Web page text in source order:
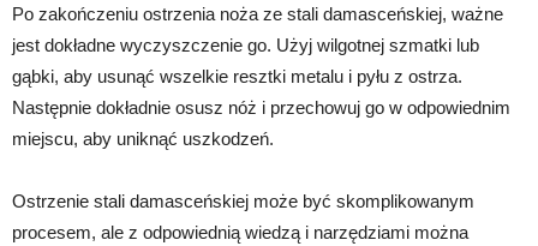
Po zakończeniu ostrzenia noża ze stali damasceńskiej, ważne
jest dokładne wyczyszczenie go. Użyj wilgotnej szmatki lub
gąbki, aby usunąć wszelkie resztki metalu i pyłu z ostrza.
Następnie dokładnie osusz nóż i przechowuj go w odpowiednim
miejscu, aby uniknąć uszkodzeń.
Ostrzenie stali damasceńskiej może być skomplikowanym
procesem, ale z odpowiednią wiedzą i narzędziami można